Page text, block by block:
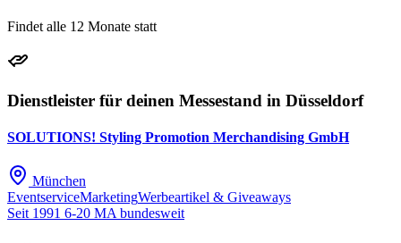
Findet alle 12 Monate statt
Dienstleister für deinen Messestand in Düsseldorf
SOLUTIONS! Styling Promotion Merchandising GmbH
München
EventserviceMarketingWerbeartikel & Giveaways
Seit 1991 6-20 MA bundesweit